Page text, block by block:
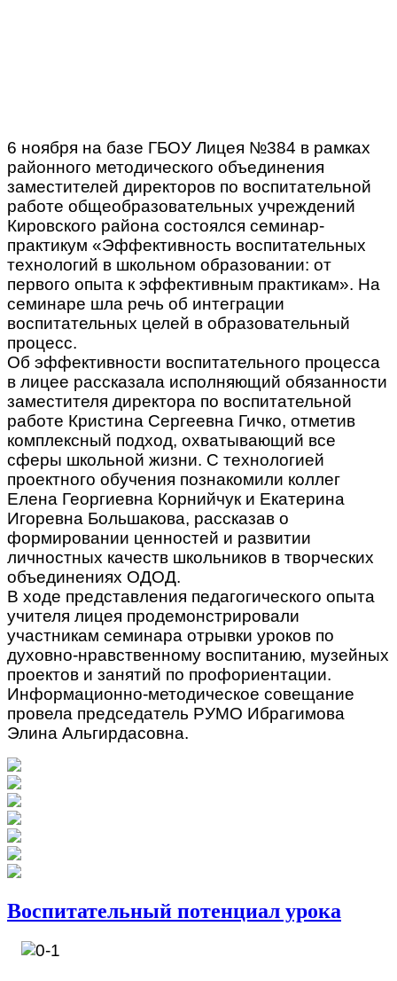
6 ноября на базе ГБОУ Лицея №384 в рамках
районного методического объединения
заместителей директоров по воспитательной
работе общеобразовательных учреждений
Кировского района состоялся семинар-
практикум «Эффективность воспитательных
технологий в школьном образовании: от
первого опыта к эффективным практикам». На
семинаре шла речь об интеграции
воспитательных целей в образовательный
процесс.
Об эффективности воспитательного процесса
в лицее рассказала исполняющий обязанности
заместителя директора по воспитательной
работе Кристина Сергеевна Гичко, отметив
комплексный подход, охватывающий все
сферы школьной жизни. С технологией
проектного обучения познакомили коллег
Елена Георгиевна Корнийчук и Екатерина
Игоревна Большакова, рассказав о
формировании ценностей и развитии
личностных качеств школьников в творческих
объединениях ОДОД.
В ходе представления педагогического опыта
учителя лицея продемонстрировали
участникам семинара отрывки уроков по
духовно-нравственному воспитанию, музейных
проектов и занятий по профориентации.
Информационно-методическое совещание
провела председатель РУМО Ибрагимова
Элина Альгирдасовна.
Воспитательный потенциал урока